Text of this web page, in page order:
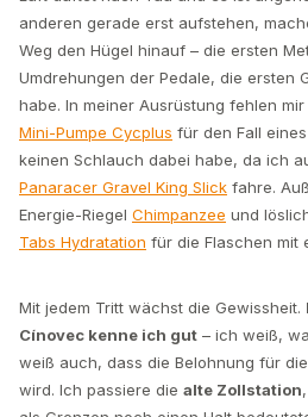
anderen gerade erst aufstehen,
Weg den Hügel hinauf – die ersten
Umdrehungen der Pedale, die ersten
habe. In meiner Ausrüstung fehlen
Mini-Pumpe Cycplus für den Fall
keinen Schlauch dabei habe, da ich
Panaracer Gravel King Slick fahre.
Energie-Riegel Chimpanzee und
Tabs Hydratation für die Flaschen mit
Mit jedem Tritt wächst die Gewissheit.
Cínovec kenne ich gut – ich weiß,
weiß auch, dass die Belohnung für
wird. Ich passiere die alte Zollstation